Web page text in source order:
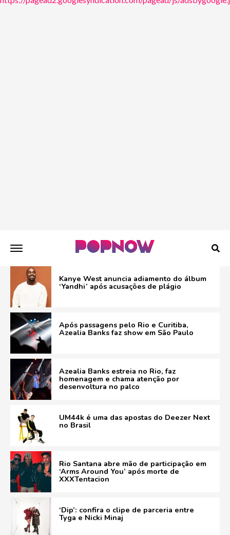
Kanye West anuncia adiamento do álbum
‘Yandhi’ após acusações de plágio
Após passagens pelo Rio e Curitiba,
Azealia Banks faz show em São Paulo
Azealia Banks estreia no Rio, faz
homenagem e chama atenção por
desenvoltura no palco
UM44k é uma das apostas do Deezer Next
no Brasil
Rio Santana abre mão de participação em
‘Arms Around You’ após morte de
XXXTentacion
‘Dip’: confira o clipe de parceria entre
Tyga e Nicki Minaj